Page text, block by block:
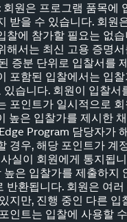
회원은 프로그램 품목에
받을 수 있습니다. 회원
찰에 참가할 필요는 없
해서는 최신 고용 증명
증분 단위로 입찰서를
포함된 입찰에서는 입
있습니다. 회원이 입찰서
포인트가 일시적으로
높은 입찰가를 제시한
Program 담당자가
경우, 해당 포인트가 계
실이 회원에게 통지됩
높은 입찰가를 제출하지
반환됩니다. 회원은 여
지만, 진행 중인 다른 입
인트는 입찰에 사용할